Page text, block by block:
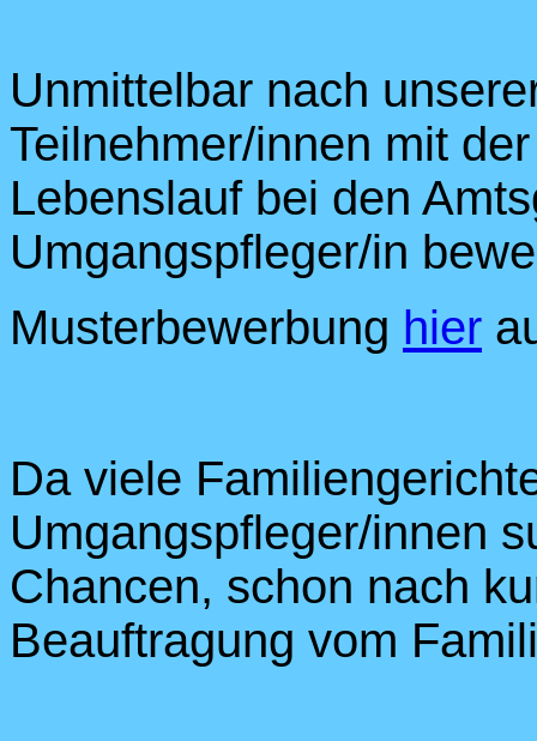
Unmittelbar nach
Teilnehmer/innen mit
Lebenslauf bei den
Umgangspfleger/in
Musterbewerbung hier
Da viele
Umgangspfleger/innen
Chancen, schon nach
Beauftragung vom